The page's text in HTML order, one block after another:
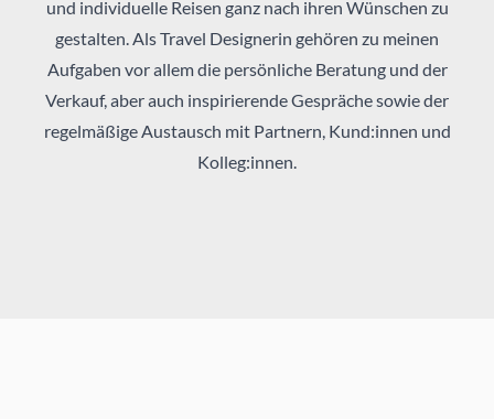
und individuelle Reisen ganz nach ihren Wünschen zu
gestalten. Als Travel Designerin gehören zu meinen
Aufgaben vor allem die persönliche Beratung und der
Verkauf, aber auch inspirierende Gespräche sowie der
regelmäßige Austausch mit Partnern, Kund:innen und
Kolleg:innen.